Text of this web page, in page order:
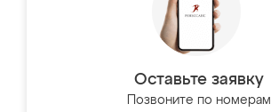
Оставьте заявку
Позвоните по номерам